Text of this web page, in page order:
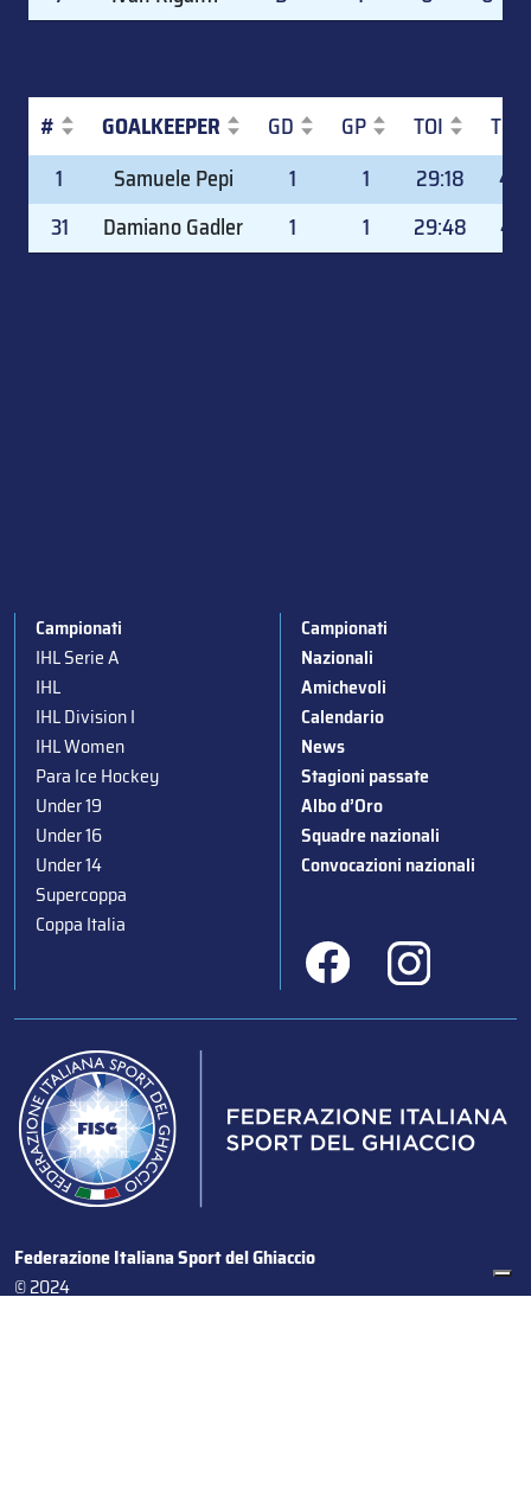
# GOALKEEPER GD GP TOI
GOALKEEPER GD GP TOI
1 Samuele Pepi 1 1 29:18
31
Damiano Gadler 1 1 29:48
Campionati
IHL Serie A
IHL
IHL Division I
IHL Women
Para Ice Hockey
Under 19
Under 16
Under 14
Supercoppa
Coppa Italia
Campionati
Nazionali
Amichevoli
Calendario
News
Stagioni passate
Albo d’Oro
Squadre nazionali
Convocazioni nazionali
Federazione Italiana Sport del Ghiaccio
© 2024